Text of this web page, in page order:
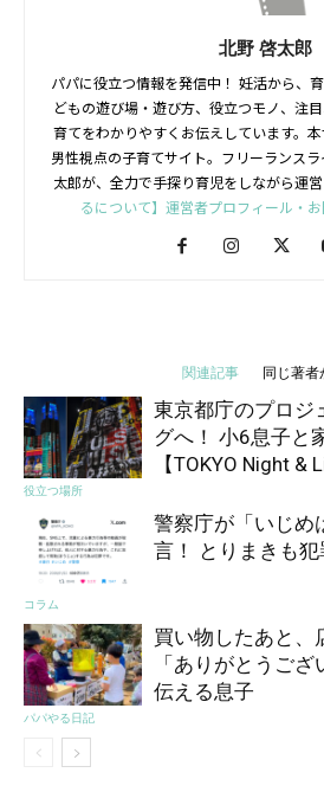
北野 啓太郎
パパに役立つ情報を発信中！ 妊活から、
どもの遊び場・遊び方、役立つモノ、注
育てをわかりやすくお伝えしています。
男性視点の子育てサイト。フリーランス
太郎が、全力で手探り育児をしながら運
るについて】運営者プロフィール・
関連記事 同じ著者
役立つ場所
東京都庁のプロジ
グへ！ 小6息子と
【TOKYO Night &
コラム
警察庁が「いじめ
言！ とりまきも犯
パパやる日記
買い物したあと、
「ありがとうご
伝える息子